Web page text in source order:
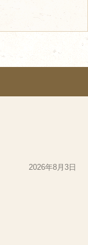
2026年8月3日